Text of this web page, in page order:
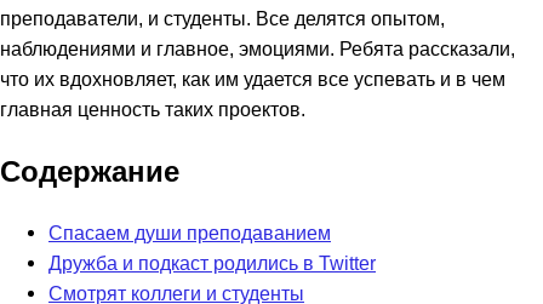
преподаватели, и студенты. Все делятся опытом,
наблюдениями и главное, эмоциями. Ребята рассказали,
что их вдохновляет, как им удается все успевать и в чем
главная ценность таких проектов.
Содержание
Спасаем души преподаванием
Дружба и подкаст родились в Twitter
Смотрят коллеги и студенты